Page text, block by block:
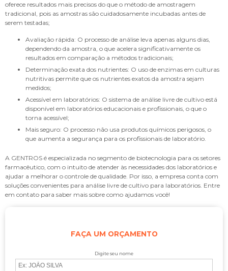
oferece resultados mais precisos do que o método de amostragem
tradicional, pois as amostras são cuidadosamente incubadas antes de
serem testadas;
Avaliação rápida: O processo de análise leva apenas alguns dias,
dependendo da amostra, o que acelera significativamente os
resultados em comparação a métodos tradicionais;
Determinação exata dos nutrientes: O uso de enzimas em culturas
nutritivas permite que os nutrientes exatos da amostra sejam
medidos;
Acessível em laboratórios: O sistema de análise livre de cultivo está
disponível em laboratórios educacionais e profissionais, o que o
torna acessível;
Mais seguro: O processo não usa produtos químicos perigosos, o
que aumenta a segurança para os profissionais de laboratório.
A GENTROS é especializada no segmento de biotecnologia para os setores
farmacêutico, com o intuito de atender às necessidades dos laboratórios e
ajudar a melhorar o controle de qualidade. Por isso, a empresa conta com
soluções convenientes para análise livre de cultivo para laboratórios. Entre
em contato para saber mais sobre como ajudamos você!
FAÇA UM ORÇAMENTO
Digite seu nome